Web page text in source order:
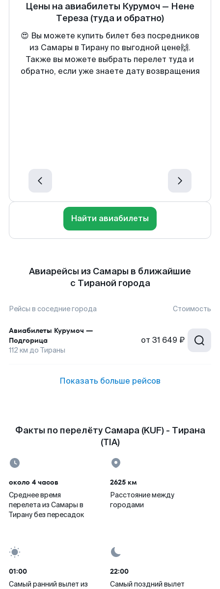
Цены на авиабилеты Курумоч — Нене
Тереза (туда и обратно)
😍 Вы можете купить билет без посредников
из Самары в Тирану по выгодной цене🙌.
Также вы можете выбрать перелет туда и
обратно, если уже знаете дату возвращения
Найти авиабилеты
Авиарейсы из Самары в ближайшие
с Тираной города
Рейсы в соседние города Стоимость
Авиабилеты Курумоч —
Подгорица
112 км до Тираны
от 31 649 ₽
Показать больше рейсов
Факты по перелёту Самара (KUF) - Тирана
(TIA)
около 4 часов
Среднее время
перелета из Самары в
Тирану без пересадок
2625 км
Расстояние между
городами
01:00
Самый ранний вылет из
22:00
Самый поздний вылет